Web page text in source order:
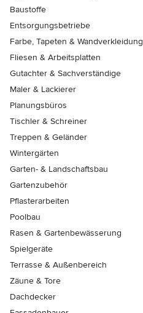
Baustoffe
Entsorgungsbetriebe
Farbe, Tapeten & Wandverkleidung
Fliesen & Arbeitsplatten
Gutachter & Sachverständige
Maler & Lackierer
Planungsbüros
Tischler & Schreiner
Treppen & Geländer
Wintergärten
Garten- & Landschaftsbau
Gartenzubehör
Pflasterarbeiten
Poolbau
Rasen & Gartenbewässerung
Spielgeräte
Terrasse & Außenbereich
Zäune & Tore
Dachdecker